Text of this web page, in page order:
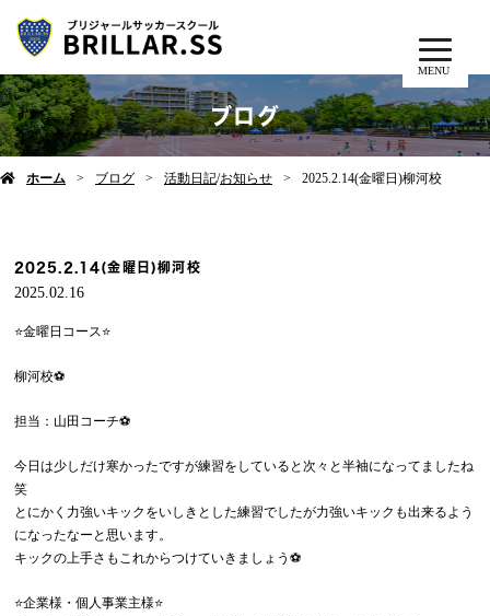
MENU
ブログ
ホーム ブログ 活動日記/お知らせ 2025.2.14(金曜日)柳河校
2025.2.14(金曜日)柳河校
2025.02.16
⭐️金曜日コース⭐️
柳河校⚽️
担当：山田コーチ⚽️
今日は少しだけ寒かったですが練習をしていると次々と半袖になってましたね
笑
とにかく力強いキックをいしきとした練習でしたが力強いキックも出来るよう
になったなーと思います。
キックの上手さもこれからつけていきましょう⚽️
⭐️企業様・個人事業主様⭐️